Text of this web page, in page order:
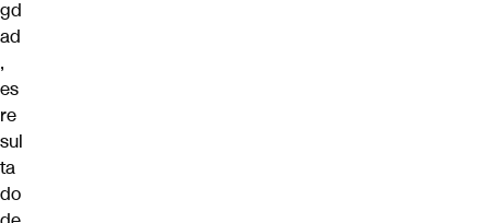
gd
ad
,
es
re
sul
ta
do